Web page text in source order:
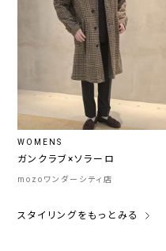
WOMENS
ガンクラブ×ソラーロ
mozoワンダーシティ店
スタイリングをもっとみる